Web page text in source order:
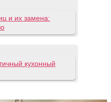
и их замена:
кухонный